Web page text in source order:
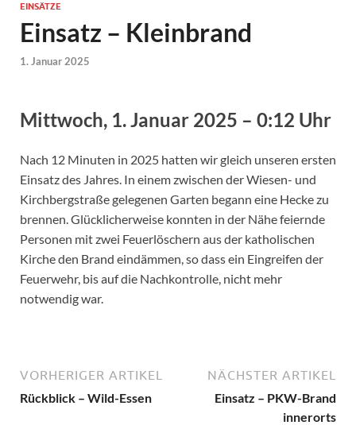
EINSÄTZE
Einsatz – Kleinbrand
1. Januar 2025
Mittwoch, 1. Januar 2025 – 0:12 Uhr
Nach 12 Minuten in 2025 hatten wir gleich unseren ersten
Einsatz des Jahres. In einem zwischen der Wiesen- und
Kirchbergstraße gelegenen Garten begann eine Hecke zu
brennen. Glücklicherweise konnten in der Nähe feiernde
Personen mit zwei Feuerlöschern aus der katholischen
Kirche den Brand eindämmen, so dass ein Eingreifen der
Feuerwehr, bis auf die Nachkontrolle, nicht mehr
notwendig war.
VORHERIGER ARTIKEL
Rückblick – Wild-Essen
NÄCHSTER ARTIKEL
Einsatz – PKW-Brand
innerorts